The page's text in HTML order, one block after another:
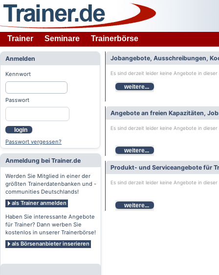
Trainer Seminare Trainerbörse
Anmelden
Kennwort
Passwort
login
Passwort vergessen?
Anmeldung bei Trainer.de
Werden Sie Mitglied in einer der
größten Trainerdatenbanken und -
communities Deutschlands!
als Trainer anmelden
Haben Sie interessante Angebote
für Trainer? Dann werben Sie
kostenlos in unserer Trainerbörse!
als Börsenanbieter inserieren
Jobangebote, Ausschreibungen,
Es sind derzeit leider keine Angebote in
weitere...
Angebote an freien Kapazitäten,
Es sind derzeit leider keine Angebote in
weitere...
Produkt- und Serviceangebote für
Es sind derzeit leider keine Angebote in
weitere...